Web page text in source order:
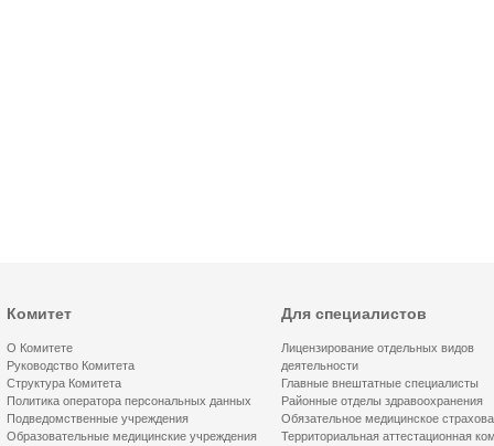
Комитет
О Комитете
Руководство Комитета
Структура Комитета
Политика оператора персональных данных
Подведомственные учреждения
Образовательные медицинские учреждения
Для специалистов
Лицензирование отдельных видов
деятельности
Главные внештатные специалисты
Районные отделы здравоохранения
Обязательное медицинское
Территориальная аттестационная